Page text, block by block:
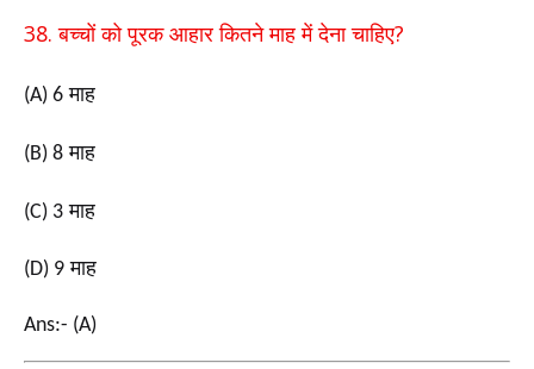
38.बच्चों को पूरक आहार कितने माह में देना चाहिए?
(A) 6 माह
(B) 8 माह
(C) 3 माह
(D) 9 माह
Ans:- (A)